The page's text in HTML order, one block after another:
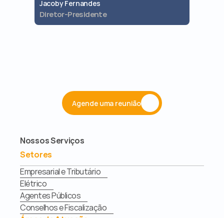
Jacoby Fernandes
Diretor-Presidente
Agende uma reunião
Nossos Serviços
Setores
Empresarial e Tributário
Elétrico
Agentes Públicos
Conselhos e Fiscalização